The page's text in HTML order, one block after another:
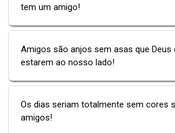
tem um amigo!
Amigos são anjos sem asas que Deus
estarem ao nosso lado!
Os dias seriam totalmente sem cores
amigos!